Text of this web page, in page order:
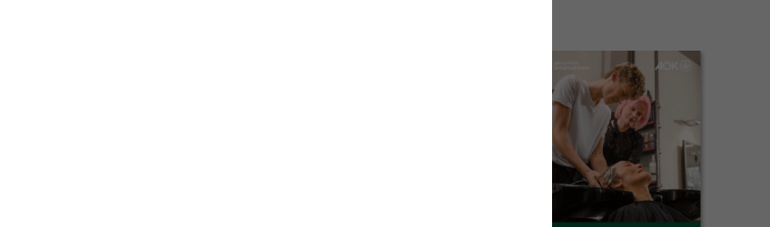
Nachschlagewerk. Sie enthält die wichtigsten sozialversicherungs-
für die Personalentwicklung.